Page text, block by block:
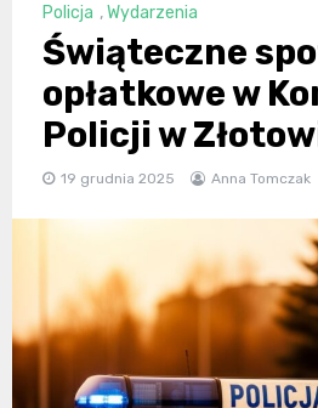
Policja ,Wydarzenia
Świąteczne
opłatkowe w
Policji w
19 grudnia 2025 Anna Tomczak